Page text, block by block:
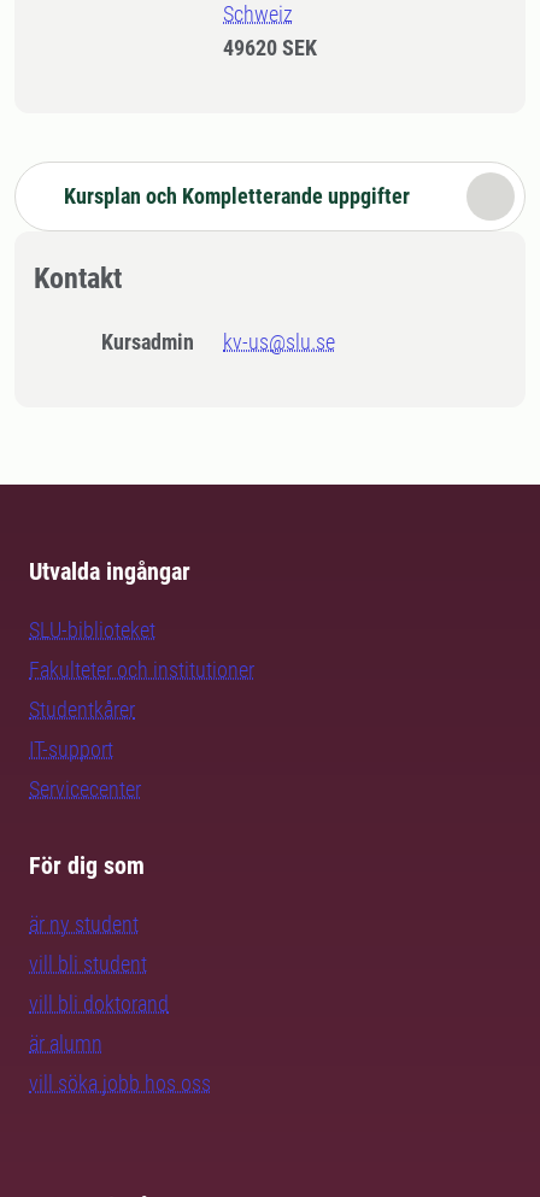
Schweiz
49620 SEK
Kursplan och Kompletterande uppgifter
Kontakt
Kursadmin kv-us@slu.se
Utvalda ingångar
SLU-biblioteket
Fakulteter och institutioner
Studentkårer
IT-support
Servicecenter
För dig som
är ny student
vill bli student
vill bli doktorand
är alumn
vill söka jobb hos oss